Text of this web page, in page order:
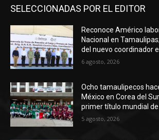
SELECCIONADAS POR EL EDITOR
Reconoce Américo
Nacional en
del nuevo coordinador
6 agosto, 2026
Ocho tamaulipecos
México en Corea del
primer título mundial
5 agosto, 2026